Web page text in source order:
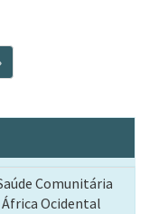
Comunitária
Ocidental